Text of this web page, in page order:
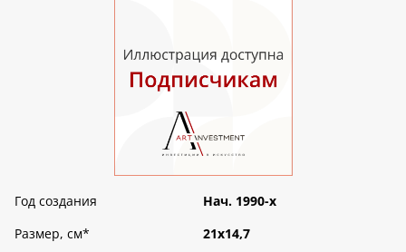
Год создания
Нач. 1990-х
Размер, см*
21х14,7